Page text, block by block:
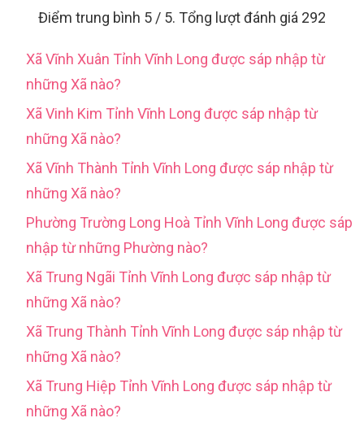
Điểm trung bình 5 / 5. Tổng lượt đánh giá 292
Xã Vĩnh Xuân Tỉnh Vĩnh Long được sáp nhập từ
những Xã nào?
Xã Vinh Kim Tỉnh Vĩnh Long được sáp nhập từ
những Xã nào?
Xã Vĩnh Thành Tỉnh Vĩnh Long được sáp nhập từ
những Xã nào?
Phường Trường Long Hoà Tỉnh Vĩnh Long được sáp
nhập từ những Phường nào?
Xã Trung Ngãi Tỉnh Vĩnh Long được sáp nhập từ
những Xã nào?
Xã Trung Thành Tỉnh Vĩnh Long được sáp nhập từ
những Xã nào?
Xã Trung Hiệp Tỉnh Vĩnh Long được sáp nhập từ
những Xã nào?